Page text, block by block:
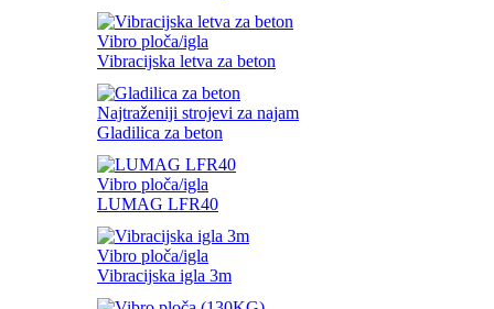
Vibro ploča/igla
Vibracijska letva za beton
Najtraženiji strojevi za najam
Gladilica za beton
Vibro ploča/igla
LUMAG LFR40
Vibro ploča/igla
Vibracijska igla 3m